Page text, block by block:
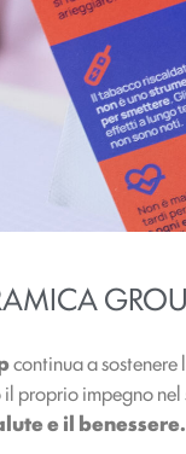
continua a
proprio impegno
e il benessere.